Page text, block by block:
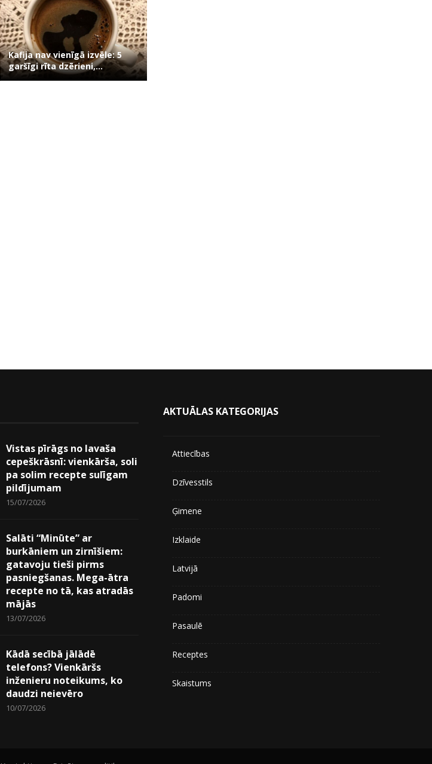
Lieldienu olas “Kosmoss”:
dabiskās krāsošanas maģija,
izmantojot karkadē...
Vistas pīrāgs no lavaša
cepeškrāsnī: vienkārša, soli
pa solim recepte sulīgam
pildījumam
15/07/2026
Salāti “Minūte” ar
burkāniem un zirnīšiem:
gatavoju tieši pirms
pasniegšanas. Mega-ātra
recepte no tā, kas atradās
mājās
13/07/2026
Kādā secībā jālādē
telefons? Vienkāršs
inženieru noteikums, ko
daudzi neievēro
10/07/2026
AKTUĀLAS KATEGORIJAS
Attiecības
Dzīvesstils
Ģimene
Izklaide
Latvijā
Padomi
Pasaulē
Receptes
Skaistums